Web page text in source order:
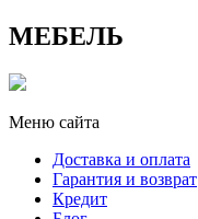
МЕБЕЛЬ
Меню сайта
Доставка и оплата
Гарантия и возврат
Кредит